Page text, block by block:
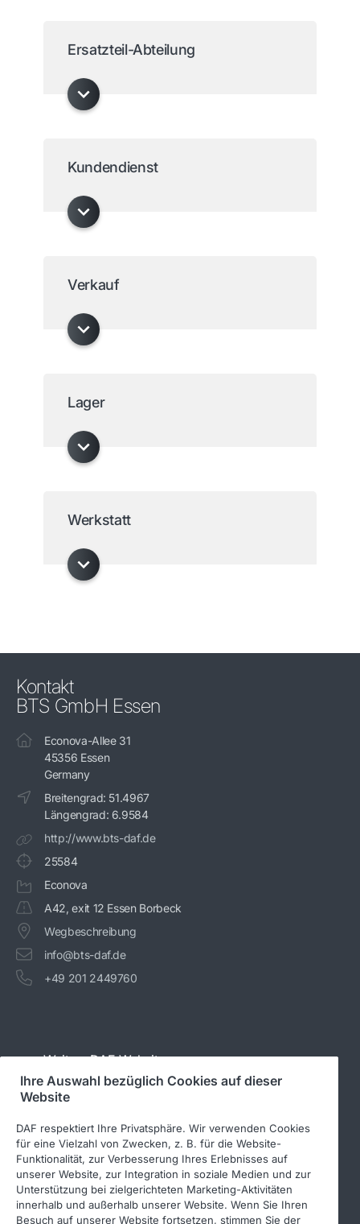
Ersatzteil-Abteilung
Kundendienst
Verkauf
Lager
Werkstatt
Kontakt
BTS GmbH Essen
Econova-Allee 31
45356 Essen
Germany
Breitengrad: 51.4967
Längengrad: 6.9584
http://www.bts-daf.de
25584
Econova
A42, exit 12 Essen Borbeck
Wegbeschreibung
info@bts-daf.de
+49 201 2449760
Weitere DAF-Websites
PACCAR Power Solutions
DAF-Aufbauherstellerinformationen
DAF-Gebrauchtfahrzeuge
DAF Merchandising store
Ihre Auswahl bezüglich Cookies auf dieser
Website
DAF respektiert Ihre Privatsphäre. Wir verwenden Cookies
für eine Vielzahl von Zwecken, z. B. für die Website-
Funktionalität, zur Verbesserung Ihres Erlebnisses auf
unserer Website, zur Integration in soziale Medien und zur
Unterstützung bei zielgerichteten Marketing-Aktivitäten
innerhalb und außerhalb unserer Website. Wenn Sie Ihren
Besuch auf unserer Website fortsetzen, stimmen Sie der